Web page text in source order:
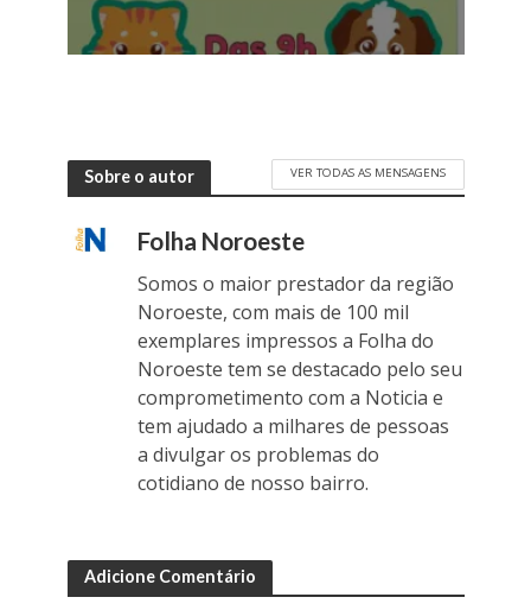
Sobre o autor VER TODAS AS MENSAGENS
Folha Noroeste
Somos o maior prestador da região
Noroeste, com mais de 100 mil
exemplares impressos a Folha do
Noroeste tem se destacado pelo seu
comprometimento com a Noticia e
tem ajudado a milhares de pessoas
a divulgar os problemas do
cotidiano de nosso bairro.
Adicione Comentário